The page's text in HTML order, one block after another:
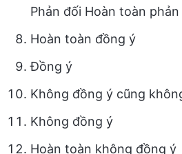
Phản đối Hoàn toàn phản
Hoàn toàn đồng ý
Đồng ý
Không đồng ý cũng
Không đồng ý
Hoàn toàn không đồng ý